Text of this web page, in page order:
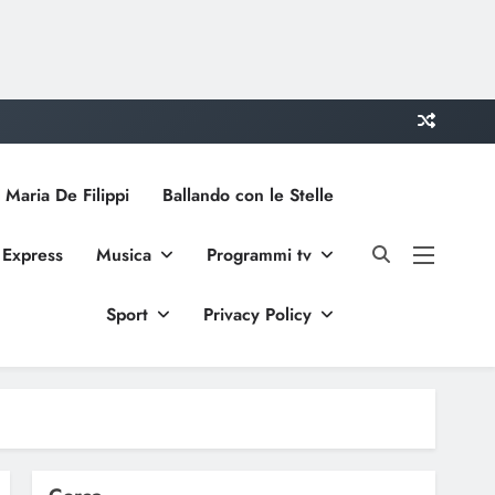
De Filippi Ballando con le Stelle
Musica Programmi tv
Sport Privacy Policy